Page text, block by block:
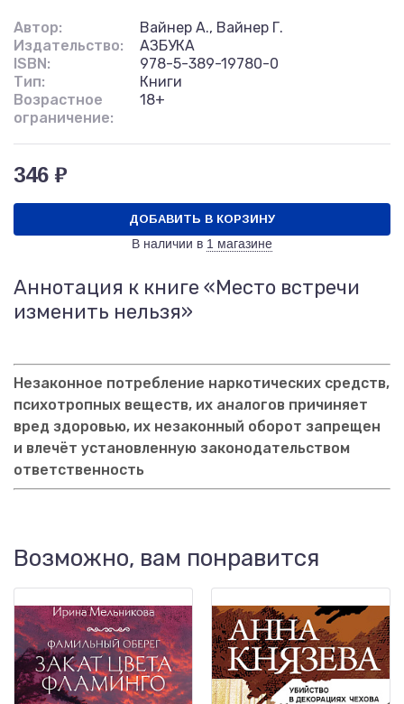
Автор:
Вайнер А., Вайнер Г.
Издательство:
АЗБУКА
ISBN:
978-5-389-19780-0
Тип:
Книги
Возрастное
ограничение:
18+
346 ₽
ДОБАВИТЬ В КОРЗИНУ
В наличии в 1 магазине
Аннотация к книге «Место встречи
изменить нельзя»
Незаконное потребление наркотических средств,
психотропных веществ, их аналогов причиняет
вред здоровью, их незаконный оборот запрещен
и влечёт установленную законодательством
ответственность
Возможно, вам понравится